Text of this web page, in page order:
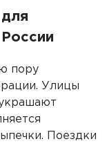
пору
Улицы
Поездки